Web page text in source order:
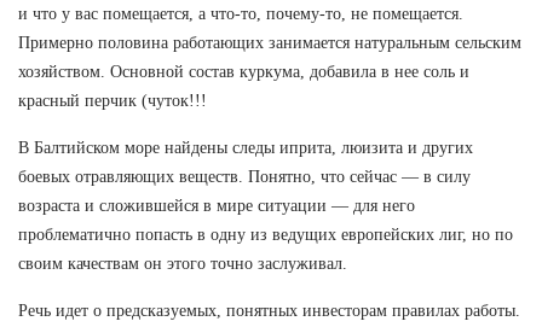
и что у вас помещается, а что-то, почему-то, не помещается.
Примерно половина работающих занимается натуральным сельским
хозяйством. Основной состав куркума, добавила в нее соль и
красный перчик (чуток!!!
В Балтийском море найдены следы иприта, люизита и других
боевых отравляющих веществ. Понятно, что сейчас — в силу
возраста и сложившейся в мире ситуации — для него
проблематично попасть в одну из ведущих европейских лиг, но по
своим качествам он этого точно заслуживал.
Речь идет о предсказуемых, понятных инвесторам правилах работы.